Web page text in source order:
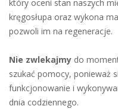
który oceni stan naszych
kręgosłupa oraz wykona
pozwoli im na regeneracje.
Nie zwlekajmy do
szukać pomocy, ponieważ
funkcjonowanie i
dnia codziennego.